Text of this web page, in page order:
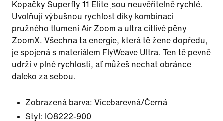
Kopačky Superfly 11 Elite jsou neuvěřitelně rychlé.
Uvolňují výbušnou rychlost díky kombinaci
pružného tlumení Air Zoom a ultra citlivé pěny
ZoomX. Všechna ta energie, která tě žene dopředu,
je spojená s materiálem FlyWeave Ultra. Ten tě pevně
udrží v plné rychlosti, ať můžeš nechat obránce
daleko za sebou.
Zobrazená barva: Vícebarevná/Černá
Styl: IO8222-900